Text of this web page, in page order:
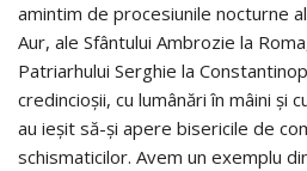
amintim de procesiunile nocturne
Aur, ale Sfântului Ambrozie la
Patriarhului Serghie la
credincioșii, cu lumânări în mâini și
au ieșit să-și apere bisericile de
schismaticilor. Avem un exemplu